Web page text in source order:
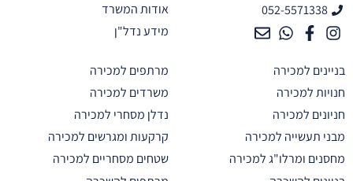
052-5571338
אודות המשרד
מידע נדל"ן
למכירה
למכירה
למכירה
תעשייה למכירה
ומרלו"ג למכירה
מרתפים למכירה
משרדים למכירה
נדלן מסחרי למכירה
קרקעות ומגרשים למכירה
שטחים מסחריים למכירה